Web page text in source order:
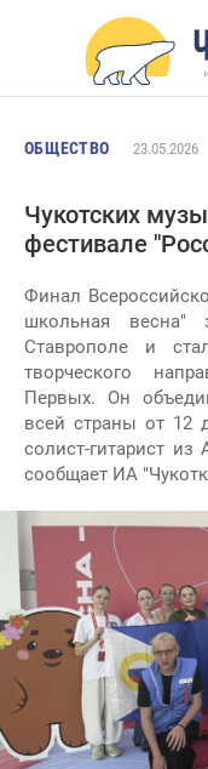
ОБЩЕСТВО 23.05.2026
Чукотских
фестивале
Финал
школьная
Ставрополе и
творческого
Первых. Он
всей страны от 12
солист-гитарист
сообщает ИА